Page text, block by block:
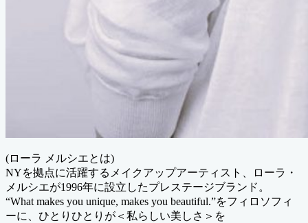
(ローラ メルシエとは)
NYを拠点に活躍するメイクアップアーティスト、ローラ・
メルシエが1996年に設立したプレステージブランド。
“What makes you unique, makes you beautiful.”をフィロソフィ
ーに、ひとりひとりが＜私らしい美しさ＞を